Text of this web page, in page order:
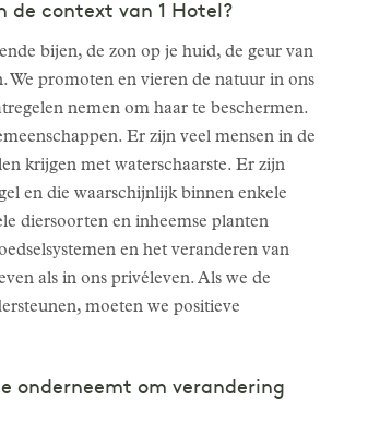
de context van 1 Hotel?
bijen, de zon op je huid, de geur van
We promoten en vieren de natuur in ons
nemen om haar te beschermen.
Er zijn veel mensen in de
krijgen met waterschaarste. Er zijn
en die waarschijnlijk binnen enkele
diersoorten en inheemse planten
en het veranderen van
als in ons privéleven. Als we de
moeten we positieve
onderneemt om verandering